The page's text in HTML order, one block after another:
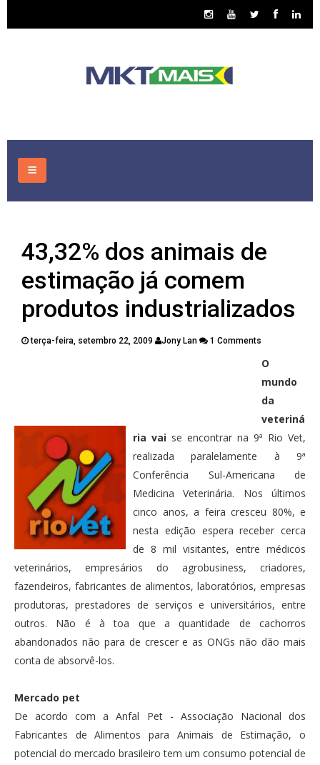
CONSULTORIA
ASSUNTOS
PUBLICAÇÕES
43,32% dos animais de
estimação já comem
produtos industrializados
terça-feira, setembro 22, 2009 Jony Lan 1 Comments
O
mundo
da
veteriná
ria vai se encontrar na 9ª Rio Vet,
realizada paralelamente à 9ª
Conferência Sul-Americana de
Medicina Veterinária. Nos últimos
cinco anos, a feira cresceu 80%, e
nesta edição espera receber cerca
de 8 mil visitantes, entre médicos
veterinários, empresários do agrobusiness, criadores,
fazendeiros, fabricantes de alimentos, laboratórios, empresas
produtoras, prestadores de serviços e universitários, entre
outros. Não é à toa que a quantidade de cachorros
abandonados não para de crescer e as ONGs não dão mais
conta de absorvê-los.
Mercado pet
De acordo com a Anfal Pet - Associação Nacional dos
Fabricantes de Alimentos para Animais de Estimação, o
potencial do mercado brasileiro tem um consumo potencial de